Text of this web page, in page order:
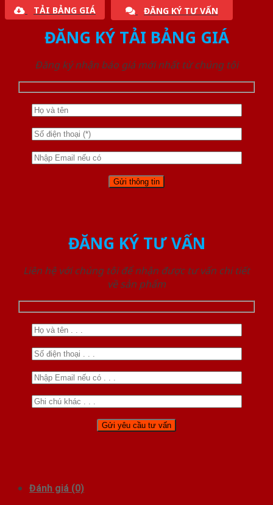
TẢI BẢNG GIÁ ĐĂNG KÝ TƯ VẤN
ĐĂNG KÝ TẢI BẢNG GIÁ
Đăng ký nhận báo giá mới nhất từ chúng tôi
ĐĂNG KÝ TƯ VẤN
Liên hệ với chúng tôi để nhận được tư vấn chi tiết
về sản phẩm
Đánh giá (0)